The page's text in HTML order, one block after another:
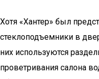
Хотя «Хантер» был
стеклоподъемники в
них используются
проветривания салона